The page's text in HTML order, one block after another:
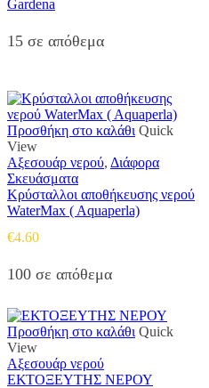
Gardena
15 σε απόθεμα
Προσθήκη στο καλάθι Quick
View
Αξεσουάρ νερού, Διάφορα
Σκευάσματα
Κρύσταλλοι αποθήκευσης νερού
WaterMax ( Aquaperla)
€4.60
100 σε απόθεμα
Προσθήκη στο καλάθι Quick
View
Αξεσουάρ νερού
ΕΚΤΟΞΕΥΤΗΣ ΝΕΡΟΥ